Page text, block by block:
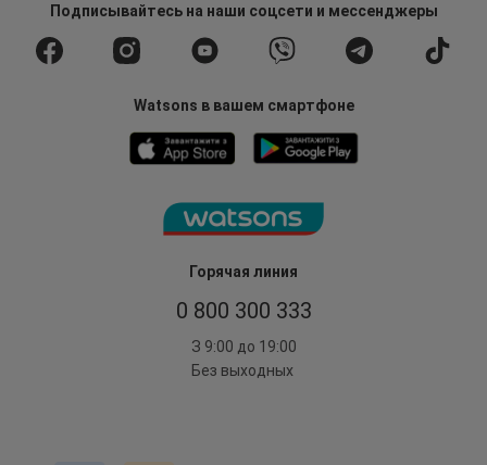
Горячая линия
0 800 300 333
З 9:00 до 19:00
Без выходных
Подписывайтесьна наши соцсети и мессенджеры
Watsons в вашем смартфоне